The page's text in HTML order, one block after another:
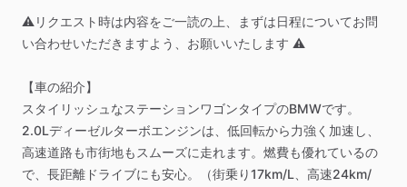
⚠️リクエスト時は内容をご一読の上、まずは日程についてお問
い合わせいただきますよう、お願いいたします ⚠️
【車の紹介】
スタイリッシュなステーションワゴンタイプのBMWです。
2.0Lディーゼルターボエンジンは、低回転から力強く加速し、
高速道路も市街地もスムーズに走れます。燃費も優れているの
で、長距離ドライブにも安心。（街乗り17km​/​L、高速24km​/​